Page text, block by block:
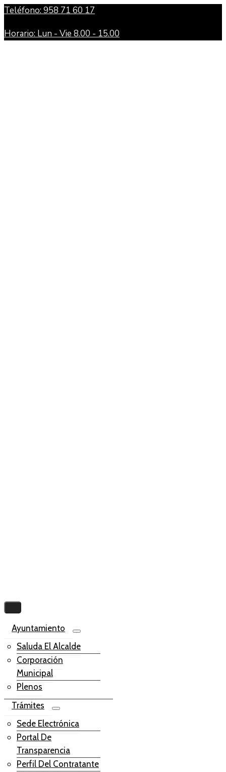
Teléfono: 958 71 60 17
Horario: Lun - Vie 8.00 - 15.00
Ayuntamiento
Saluda El Alcalde
Corporación
Municipal
Plenos
Trámites
Sede Electrónica
Portal De
Transparencia
Perfil Del Contratante